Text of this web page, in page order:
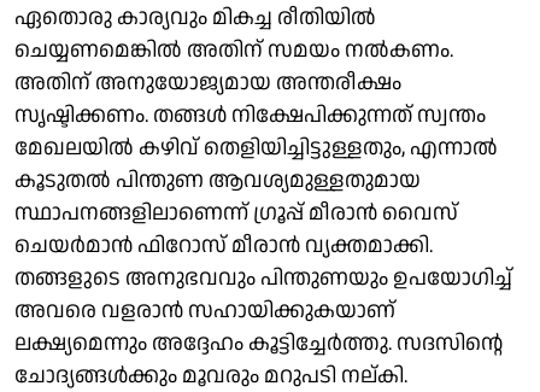
ഏതൊരു കാര്യവും മികച്ച രീതിയില്‍
ചെയ്യണമെങ്കില്‍ അതിന് സമയം നല്‍കണം.
അതിന് അനുയോജ്യമായ അന്തരീക്ഷം
സൃഷ്ടിക്കണം. തങ്ങള്‍ നിക്ഷേപിക്കുന്നത് സ്വന്തം
മേഖലയില്‍ കഴിവ് തെളിയിച്ചിട്ടുള്ളതും, എന്നാല്‍
കൂടുതല്‍ പിന്തുണ ആവശ്യമുള്ളതുമായ
സ്ഥാപനങ്ങളിലാണെന്ന് ഗ്രൂപ്പ് മീരാന്‍ വൈസ്
ചെയര്‍മാന്‍ ഫിറോസ് മീരാന്‍ വ്യക്തമാക്കി.
തങ്ങളുടെ അനുഭവവും പിന്തുണയും ഉപയോഗിച്ച്
അവരെ വളരാന്‍ സഹായിക്കുകയാണ്
ലക്ഷ്യമെന്നും അദ്ദേഹം കൂട്ടിച്ചേര്‍ത്തു. സദസിന്റെ
ചോദ്യങ്ങള്‍ക്കും മൂവരും മറുപടി നല്കി.